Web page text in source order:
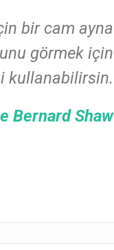
bir cam ayna
görmek için
kullanabilirsin.
Bernard Shaw